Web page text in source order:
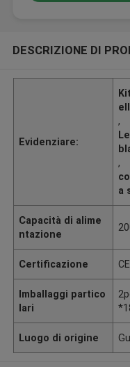
DESCRIZIONE DI
Evidenziare:
,
,
a
Capacità di alime
ntazione
Certificazione
Imballaggi partico
lari
Luogo di origine